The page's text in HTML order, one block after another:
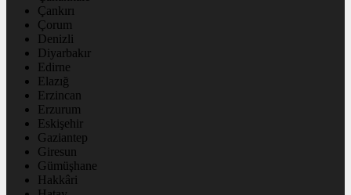
Çankırı
Çorum
Denizli
Diyarbakır
Edirne
Elazığ
Erzincan
Erzurum
Eskişehir
Gaziantep
Giresun
Gümüşhane
Hakkâri